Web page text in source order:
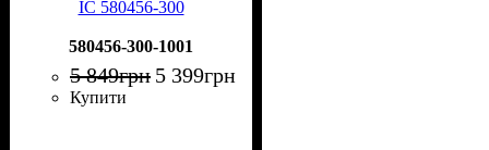
IC 580456-300
580456-300-1001
5 849грн 5 399грн
Купити